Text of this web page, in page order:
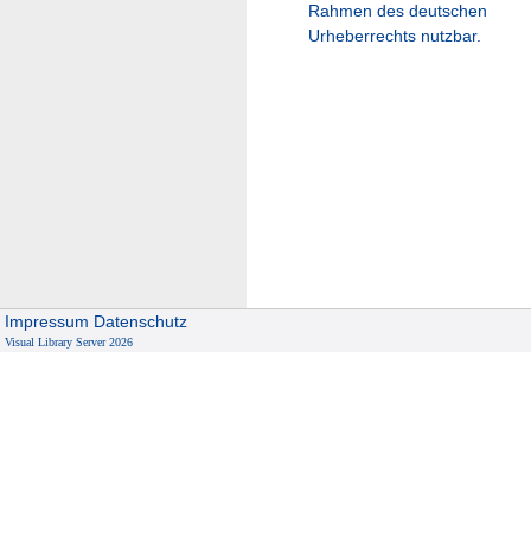
Rahmen des deutschen
Urheberrechts nutzbar.
Impressum Datenschutz
Visual Library Server 2026